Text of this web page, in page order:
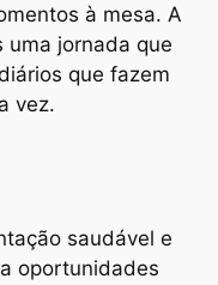
à mesa. A
uma jornada que
que fazem
vez.
saudável e
oportunidades